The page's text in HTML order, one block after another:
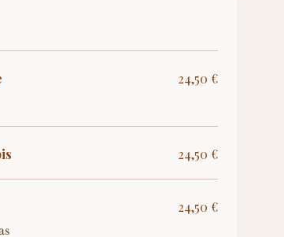
24,50 €
24,50 €
24,50 €